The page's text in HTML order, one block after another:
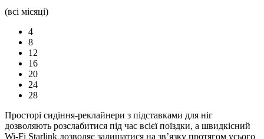
(всі місяці)
4
8
12
16
20
24
28
Просторі сидіння-реклайнери з підставками для ніг
дозволяють розслабитися під час всієї поїздки, а швидкісний
Wi-Fi Starlink дозволяє залишатися на зв’язку протягом усього